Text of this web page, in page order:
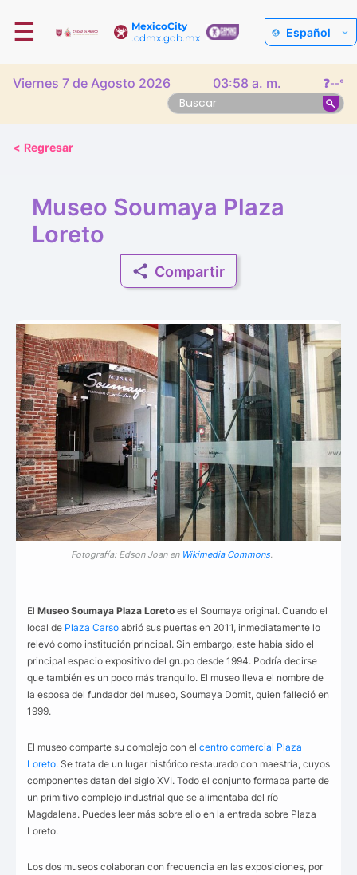
MexicoCity
.cdmx.gob.mx
☰ Español
Viernes 7 de Agosto 2026 03:58 a. m. ❓--°
< Regresar
Museo Soumaya Plaza
Loreto
Compartir
Fotografía: Edson Joan en Wikimedia Commons.
El Museo Soumaya Plaza Loreto es el Soumaya original. Cuando el
local de Plaza Carso abrió sus puertas en 2011, inmediatamente lo
relevó como institución principal. Sin embargo, este había sido el
principal espacio expositivo del grupo desde 1994. Podría decirse
que también es un poco más tranquilo. El museo lleva el nombre de
la esposa del fundador del museo, Soumaya Domit, quien falleció en
1999.
El museo comparte su complejo con el centro comercial Plaza
Loreto. Se trata de un lugar histórico restaurado con maestría, cuyos
componentes datan del siglo XVI. Todo el conjunto formaba parte de
un primitivo complejo industrial que se alimentaba del río
Magdalena. Puedes leer más sobre ello en la entrada sobre Plaza
Loreto.
Los dos museos colaboran con frecuencia en las exposiciones, por